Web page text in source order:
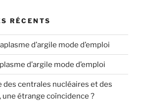
RÉCENTS
d’argile mode d’emploi
d’argile mode d’emploi
des centrales nucléaires et des
une étrange coïncidence ?